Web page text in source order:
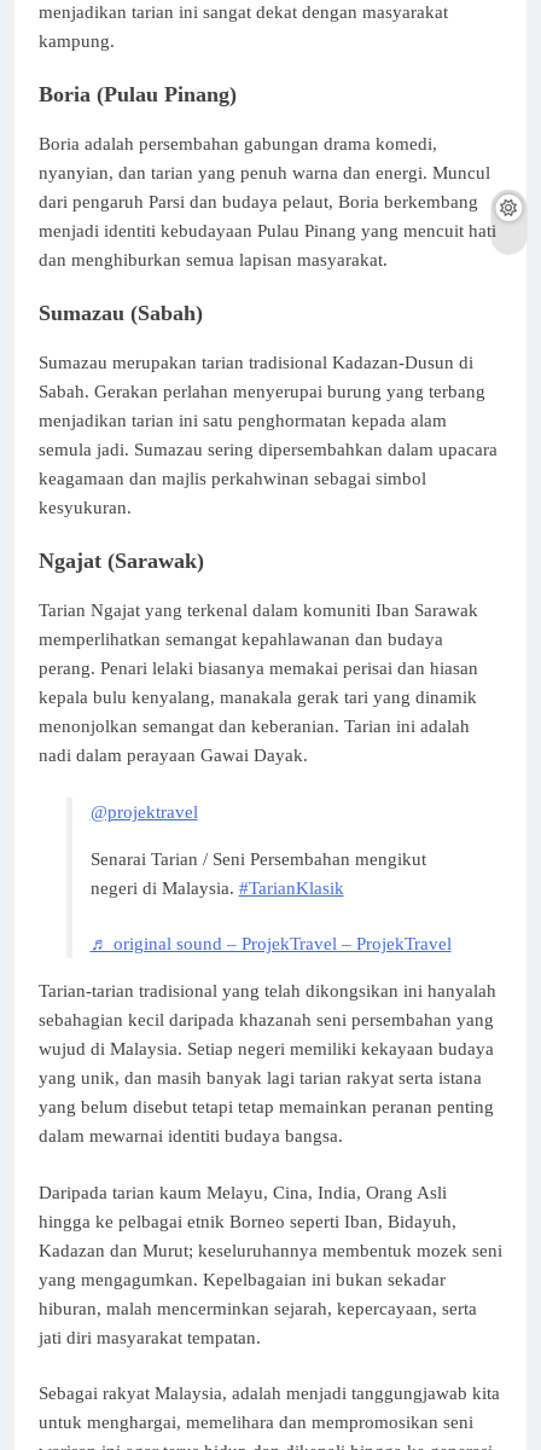
menjadikan tarian ini sangat dekat dengan masyarakat
kampung.
Boria (Pulau Pinang)
Boria adalah persembahan gabungan drama komedi,
nyanyian, dan tarian yang penuh warna dan energi. Muncul
dari pengaruh Parsi dan budaya pelaut, Boria berkembang
menjadi identiti kebudayaan Pulau Pinang yang mencuit hati
dan menghiburkan semua lapisan masyarakat.
Sumazau (Sabah)
Sumazau merupakan tarian tradisional Kadazan-Dusun di
Sabah. Gerakan perlahan menyerupai burung yang terbang
menjadikan tarian ini satu penghormatan kepada alam
semula jadi. Sumazau sering dipersembahkan dalam upacara
keagamaan dan majlis perkahwinan sebagai simbol
kesyukuran.
Ngajat (Sarawak)
Tarian Ngajat yang terkenal dalam komuniti Iban Sarawak
memperlihatkan semangat kepahlawanan dan budaya
perang. Penari lelaki biasanya memakai perisai dan hiasan
kepala bulu kenyalang, manakala gerak tari yang dinamik
menonjolkan semangat dan keberanian. Tarian ini adalah
nadi dalam perayaan Gawai Dayak.
@projektravel
Senarai Tarian / Seni Persembahan mengikut
negeri di Malaysia. #TarianKlasik
♬ original sound – ProjekTravel – ProjekTravel
Tarian-tarian tradisional yang telah dikongsikan ini hanyalah
sebahagian kecil daripada khazanah seni persembahan yang
wujud di Malaysia. Setiap negeri memiliki kekayaan budaya
yang unik, dan masih banyak lagi tarian rakyat serta istana
yang belum disebut tetapi tetap memainkan peranan penting
dalam mewarnai identiti budaya bangsa.
Daripada tarian kaum Melayu, Cina, India, Orang Asli
hingga ke pelbagai etnik Borneo seperti Iban, Bidayuh,
Kadazan dan Murut; keseluruhannya membentuk mozek seni
yang mengagumkan. Kepelbagaian ini bukan sekadar
hiburan, malah mencerminkan sejarah, kepercayaan, serta
jati diri masyarakat tempatan.
Sebagai rakyat Malaysia, adalah menjadi tanggungjawab kita
untuk menghargai, memelihara dan mempromosikan seni